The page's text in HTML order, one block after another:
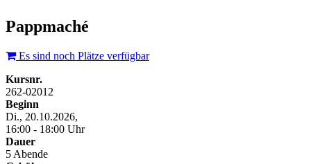
Pappmaché
Es sind noch Plätze verfügbar
Kursnr.
262-02012
Beginn
Di., 20.10.2026,
16:00 - 18:00 Uhr
Dauer
5 Abende